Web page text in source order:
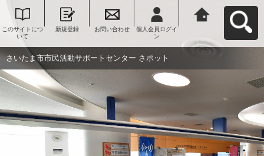
このサイトにつ
いて
新規登録 お問い合わせ
個人会員ログイ
ン
ンター さポット
へ戻る
さいたま市市民活動サポートセンター さポット